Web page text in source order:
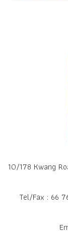
10/178 Kwang
Tel/Fax : 66